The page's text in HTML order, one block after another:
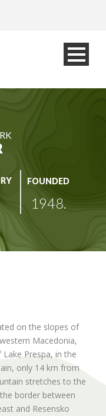
1948.
FOUNDED
on the slopes of
Macedonia,
Prespa, in the
only 14 km from
stretches to the
border between
and Resensko